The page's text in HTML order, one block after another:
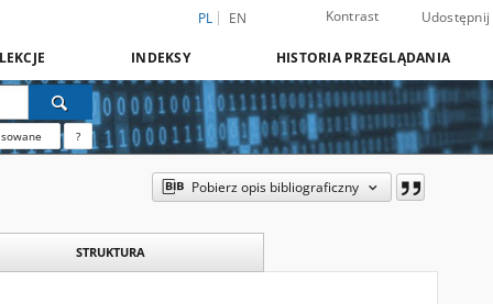
PL EN Kontrast Udostępnij
INDEKSY HISTORIA PRZEGLĄDANIA
?
Pobierz opis bibliograficzny
STRUKTURA